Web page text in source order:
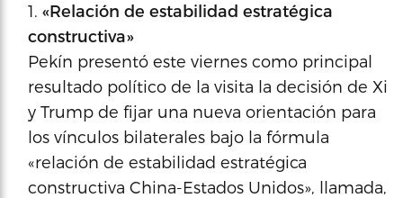
«Relación de estabilidad estratégica
constructiva»
Pekín presentó este viernes como principal
resultado político de la visita la decisión de Xi
y Trump de fijar una nueva orientación para
los vínculos bilaterales bajo la fórmula
«relación de estabilidad estratégica
constructiva China-Estados Unidos», llamada,